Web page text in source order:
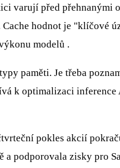
varují před přehnanými
hodnot je "klíčové
modelů .
paměti. Je třeba
k optimalizaci
pokles akcií
a podporovala zisky pro